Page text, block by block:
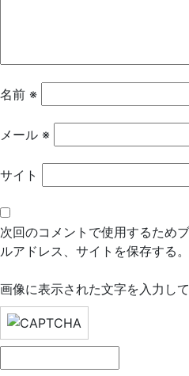
名前 ※
メール ※
サイト
次回のコメントで使用するため
ルアドレス、サイトを保存する。
画像に表示された文字を入力し